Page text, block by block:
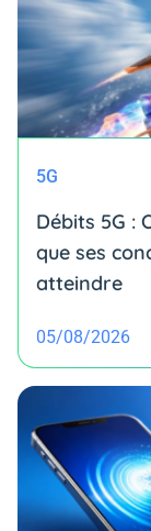
5G
Débits 5G :
que ses
atteindre
05/08/2026